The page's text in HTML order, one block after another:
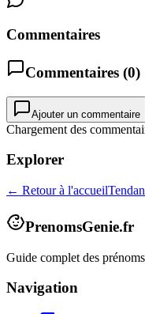
Commentaires
Commentaires (0)
Ajouter un commentaire
Chargement des
Explorer
← Retour à l'accueil
PrenomsGenie.fr
Guide complet des
Navigation